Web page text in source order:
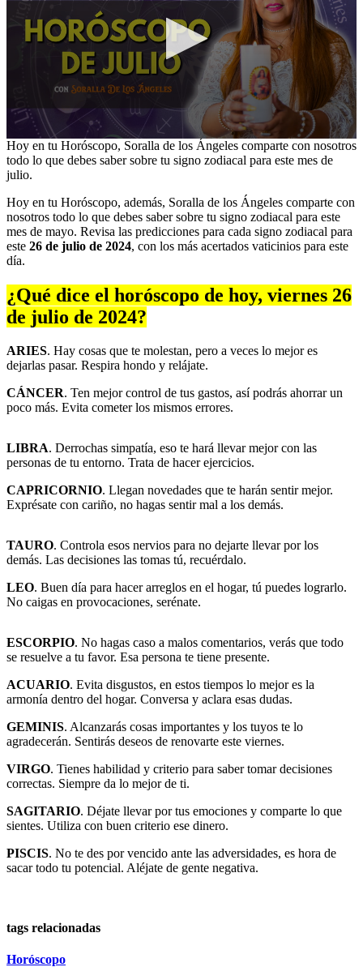
0
seconds
of
17
minutes,
27
seconds
Hoy en tu Horóscopo, Soralla de los Ángeles comparte con nosotros
todo lo que debes saber sobre tu signo zodiacal para este mes de
julio.
Hoy en tu Horóscopo, además, Soralla de los Ángeles comparte con
nosotros todo lo que debes saber sobre tu signo zodiacal para este
mes de mayo. Revisa las predicciones para cada signo zodiacal para
este 26 de julio de 2024, con los más acertados vaticinios para este
día.
¿Qué dice el horóscopo de hoy, viernes 26
de julio de 2024?
ARIES. Hay cosas que te molestan, pero a veces lo mejor es
dejarlas pasar. Respira hondo y relájate.
CÁNCER. Ten mejor control de tus gastos, así podrás ahorrar un
poco más. Evita cometer los mismos errores.
LIBRA. Derrochas simpatía, eso te hará llevar mejor con las
personas de tu entorno. Trata de hacer ejercicios.
CAPRICORNIO. Llegan novedades que te harán sentir mejor.
Exprésate con cariño, no hagas sentir mal a los demás.
TAURO. Controla esos nervios para no dejarte llevar por los
demás. Las decisiones las tomas tú, recuérdalo.
LEO. Buen día para hacer arreglos en el hogar, tú puedes lograrlo.
No caigas en provocaciones, serénate.
ESCORPIO. No hagas caso a malos comentarios, verás que todo
se resuelve a tu favor. Esa persona te tiene presente.
ACUARIO. Evita disgustos, en estos tiempos lo mejor es la
armonía dentro del hogar. Conversa y aclara esas dudas.
GEMINIS. Alcanzarás cosas importantes y los tuyos te lo
agradecerán. Sentirás deseos de renovarte este viernes.
VIRGO. Tienes habilidad y criterio para saber tomar decisiones
correctas. Siempre da lo mejor de ti.
SAGITARIO. Déjate llevar por tus emociones y comparte lo que
sientes. Utiliza con buen criterio ese dinero.
PISCIS. No te des por vencido ante las adversidades, es hora de
sacar todo tu potencial. Aléjate de gente negativa.
tags relacionadas
Horóscopo